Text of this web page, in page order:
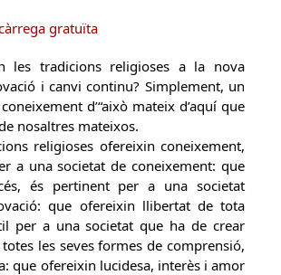
gratuïta
les tradicions religioses a la nova
i canvi continu? Simplement, un
d’“això mateix d’aquí que
nosaltres mateixos.
religioses ofereixin coneixement,
a una societat de coneixement: que
és pertinent per a una societat
que ofereixin llibertat de tota
per a una societat que ha de crear
les seves formes de comprensió,
que ofereixin lucidesa, interès i amor